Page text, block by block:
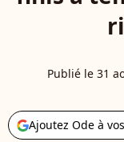
Publié le 31
Ajoutez Ode à